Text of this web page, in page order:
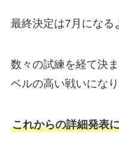
最終決定は7月になる
数々の試練を経て決
ベルの高い戦いにな
これからの詳細発表